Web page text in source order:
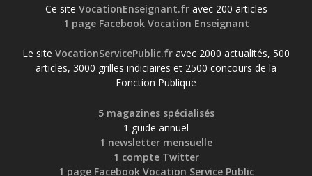
Ce site VocationEnseignant.fravec 200 articles
1 page Facebook Vocation Enseignant
Le site VocationServicePublic.fr avec 2000 actualités, 500
articles, 3000 grilles indiciaires et 2500 concours de la
Fonction Publique
5 magazines spécialisés
1 guide annuel
1 newsletter mensuelle
1 compte Twitter
1 page Facebook Vocation Service Public